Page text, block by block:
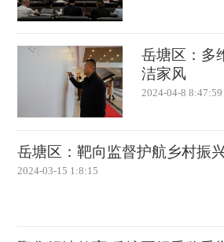
岳塘区：多维“
洁家风
2024-04-8 8:47:59
岳塘区：靶向监督护航乡村振
2024-03-15 1:8:15